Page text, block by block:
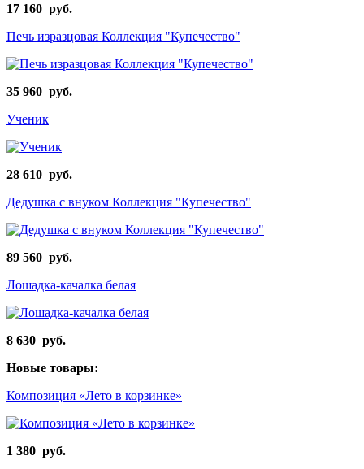
17 160 руб.
Печь изразцовая Коллекция "Купечество"
35 960 руб.
Ученик
28 610 руб.
Дедушка с внуком Коллекция "Купечество"
89 560 руб.
Лошадка-качалка белая
8 630 руб.
Новые товары:
Композиция «Лето в корзинке»
1 380 руб.